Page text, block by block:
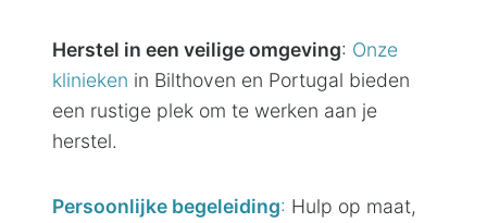
Herstel in een veilige omgeving: Onze
klinieken in Bilthoven en Portugal bieden
een rustige plek om te werken aan je
herstel.
Persoonlijke begeleiding: Hulp op maat,